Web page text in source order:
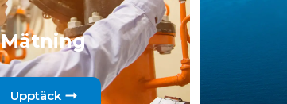
Mätning
Upptäck